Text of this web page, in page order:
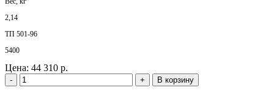
2,14
ТП 501-96
5400
Цена: 44 310 р.
- + В корзину